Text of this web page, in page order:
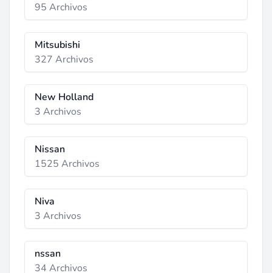
95 Archivos
Mitsubishi
327 Archivos
New Holland
3 Archivos
Nissan
1525 Archivos
Niva
3 Archivos
nssan
34 Archivos